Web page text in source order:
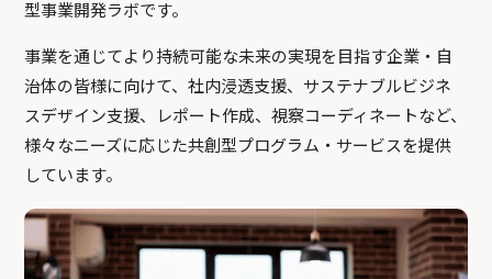
型事業開発ラボです。
事業を通じてより持続可能な未来の実現を目指す企業・自
治体の皆様に向けて、社内浸透支援、サステナブルビジネ
スデザイン支援、レポート作成、視察コーディネートなど、
様々なニーズに応じた共創型プログラム・サービスを提供
しています。